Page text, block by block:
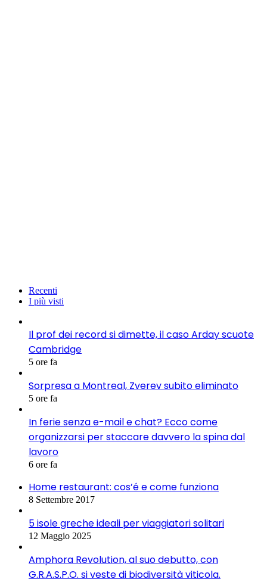
Recenti
I più visti
Il prof dei record si dimette, il caso Arday scuote
Cambridge
5 ore fa
Sorpresa a Montreal, Zverev subito eliminato
5 ore fa
In ferie senza e-mail e chat? Ecco come
organizzarsi per staccare davvero la spina dal
lavoro
6 ore fa
Home restaurant: cos’é e come funziona
8 Settembre 2017
5 isole greche ideali per viaggiatori solitari
12 Maggio 2025
Amphora Revolution, al suo debutto, con
G.R.A.S.P.O. si veste di biodiversità viticola.